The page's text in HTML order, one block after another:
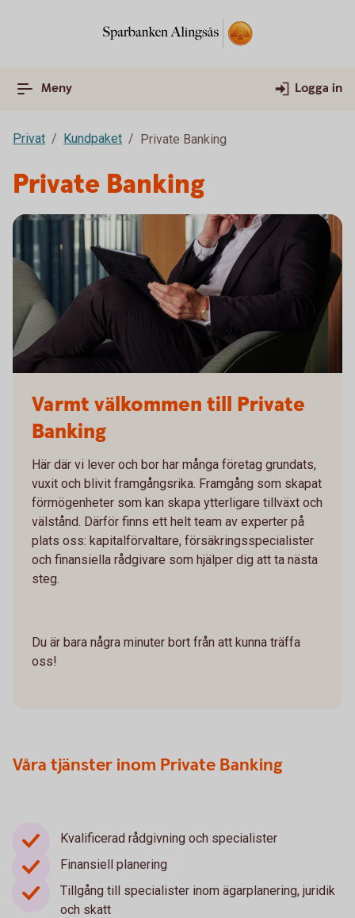
Meny Logga in
Privat Kundpaket Private Banking
Private Banking
Varmt välkommen till Private
Banking
Här där vi lever och bor har många företag grundats,
vuxit och blivit framgångsrika. Framgång som skapat
förmögenheter som kan skapa ytterligare tillväxt och
välstånd. Därför finns ett helt team av experter på
plats oss: kapitalförvaltare, försäkringsspecialister
och finansiella rådgivare som hjälper dig att ta nästa
steg.
Du är bara några minuter bort från att kunna träffa
oss!
Våra tjänster inom Private Banking
Kvalificerad rådgivning och specialister
Finansiell planering
Tillgång till specialister inom ägarplanering, juridik
och skatt